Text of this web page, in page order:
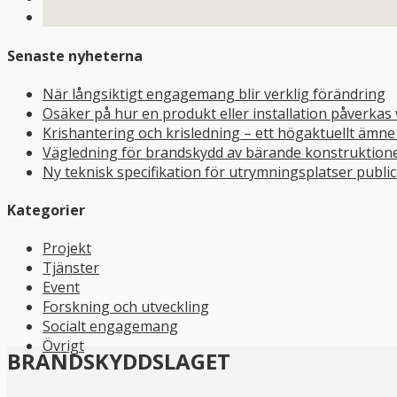
Senaste nyheterna
När långsiktigt engagemang blir verklig förändring
Osäker på hur en produkt eller installation
Krishantering och krisledning – ett högaktuellt
Vägledning för brandskydd av bärande
Ny teknisk specifikation för utrymningsplatser
Kategorier
Projekt
Tjänster
Event
Forskning och utveckling
Socialt engagemang
Övrigt
BRANDSKYDDSLAGET